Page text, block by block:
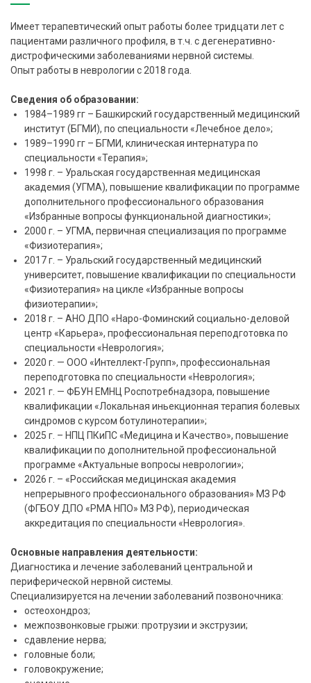
Имеет терапевтический опыт работы более тридцати лет с
пациентами различного профиля, в т.ч. с дегенеративно-
дистрофическими заболеваниями нервной системы.
Опыт работы в неврологии с 2018 года.
Сведения об образовании:
1984–1989 гг – Башкирский государственный медицинский
институт (БГМИ), по специальности «Лечебное дело»;
1989–1990 гг – БГМИ, клиническая интернатура по
специальности «Терапия»;
1998 г. – Уральская государственная медицинская
академия (УГМА), повышение квалификации по программе
дополнительного профессионального образования
«Избранные вопросы функциональной диагностики»;
2000 г. – УГМА, первичная специализация по программе
«Физиотерапия»;
2017 г. – Уральский государственный медицинский
университет, повышение квалификации по специальности
«Физиотерапия» на цикле «Избранные вопросы
физиотерапии»;
2018 г. – АНО ДПО «Наро-Фоминский социально-деловой
центр «Карьера», профессиональная переподготовка по
специальности «Неврология»;
2020 г. — ООО «Интеллект-Групп», профессиональная
переподготовка по специальности «Неврология»;
2021 г. — ФБУН ЕМНЦ Роспотребнадзора, повышение
квалификации «Локальная иньекционная терапия болевых
синдромов с курсом ботулинотерапии»;
2025 г. – НПЦ ПКиПС «Медицина и Качество», повышение
квалификации по дополнительной профессиональной
программе «Актуальные вопросы неврологии»;
2026 г. – «Российская медицинская академия
непрерывного профессионального образования» МЗ РФ
(ФГБОУ ДПО «РМА НПО» МЗ РФ), периодическая
аккредитация по специальности «Неврология».
Основные направления деятельности:
Диагностика и лечение заболеваний центральной и
периферической нервной системы.
Специализируется на лечении заболеваний позвоночника:
остеохондроз;
межпозвонковые грыжи: протрузии и экструзии;
сдавление нерва;
головные боли;
головокружение;